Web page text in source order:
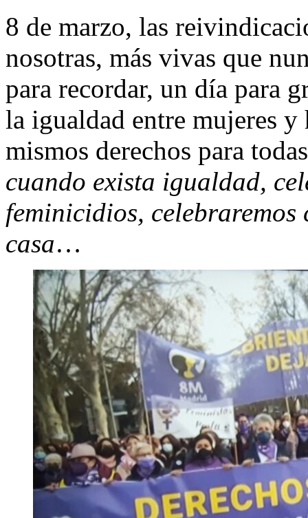
8 de marzo, las
nosotras, más vivas que
para recordar, un día para
la igualdad entre mujeres
mismos derechos para
cuando exista igualdad,
feminicidios, celebraremos
casa…